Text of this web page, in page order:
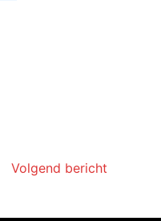
Volgend bericht